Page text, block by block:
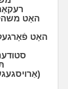
האָט
האָט